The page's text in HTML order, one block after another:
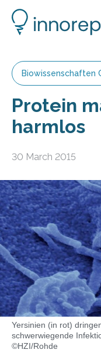
Biowissenschaften
Protein
harmlos
30 March 2015
Yersinien (in rot)
schwerwiegende
©HZI/Rohde